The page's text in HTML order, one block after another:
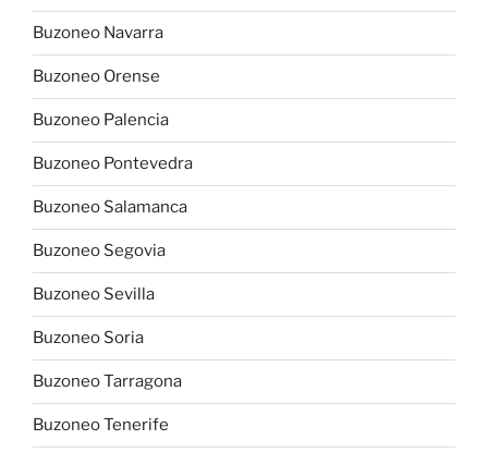
Buzoneo Navarra
Buzoneo Orense
Buzoneo Palencia
Buzoneo Pontevedra
Buzoneo Salamanca
Buzoneo Segovia
Buzoneo Sevilla
Buzoneo Soria
Buzoneo Tarragona
Buzoneo Tenerife